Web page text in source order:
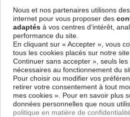
Descriptif technique
Certification Oeko-Tex®
Longueur 240
Matériaux Satin de Coton
Conseils
d'entretien
Lavable en
Nous et nos partenaires utilisons
internet pour vous proposer des
adaptés à vos centres d’intérêt,
performance du site.
En cliquant sur « Accepter », vous
tous les cookies placés sur notre
Continuer sans accepter », seuls
nécessaires au fonctionnement du
Pour choisir ou modifier vos
retirer votre consentement à tout
mes cookies ». Pour en savoir plus
données personnelles que nous
politique en matière de